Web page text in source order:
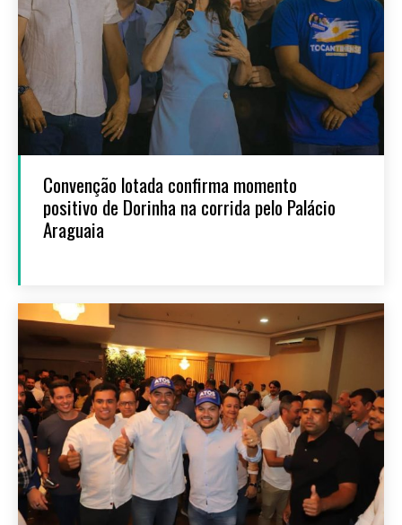
Convenção lotada confirma momento
positivo de Dorinha na corrida pelo Palácio
Araguaia